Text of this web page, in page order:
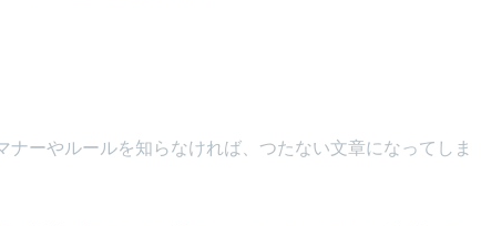
ーやルールを知らなければ、つたない文章になってしま